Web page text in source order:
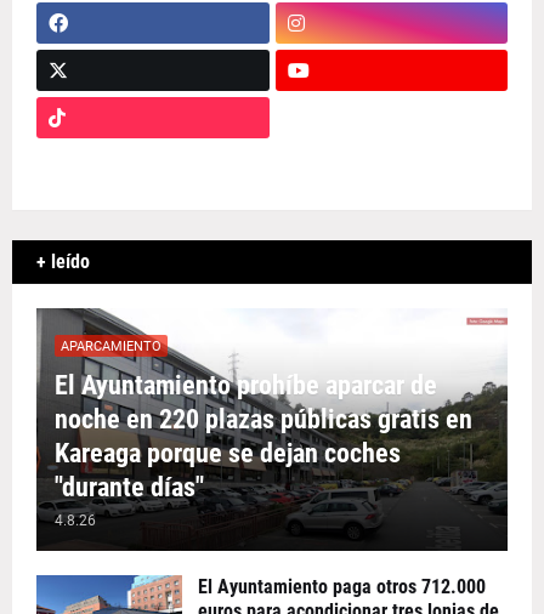
+ leído
APARCAMIENTO
El Ayuntamiento prohíbe aparcar de
noche en 220 plazas públicas gratis en
Kareaga porque se dejan coches
"durante días"
4.8.26
El Ayuntamiento paga otros 712.000